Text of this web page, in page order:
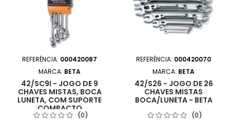
REFERÊNCIA: 000420087
MARCA: BETA
42/SC9I - JOGO DE 9
CHAVES MISTAS, BOCA
LUNETA, COM SUPORTE
COMPACTO
(0)
REFERÊNCIA: 000420070
MARCA: BETA
42/S26 - JOGO DE 26
CHAVES MISTAS
BOCA/LUNETA - BETA
(0)